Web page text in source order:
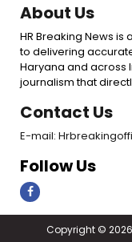
About Us
HR Breaking News
to delivering
Haryana and across
journalism that
Contact Us
E-mail:
Follow Us
Copyright © 2026